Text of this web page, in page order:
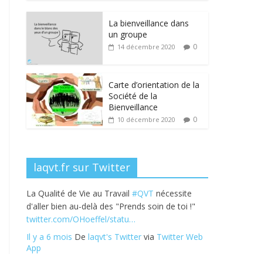
e
b
o
o
k
itt
er e
dI
e
st
g
er
La bienveillance dans
un groupe
14 décembre 2020 0
Carte d’orientation de la
Société de la
Bienveillance
10 décembre 2020 0
laqvt.fr sur Twitter
La Qualité de Vie au Travail #QVT nécessite
d'aller bien au-delà des "Prends soin de toi !"
twitter.com/OHoeffel/statu…
Il y a 6 mois De laqvt's Twitter via Twitter Web
App